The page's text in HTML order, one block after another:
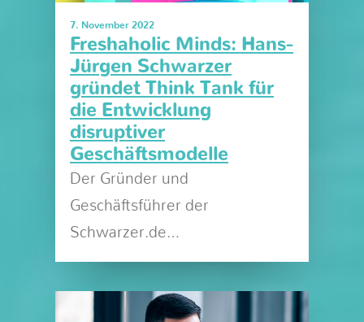
7. November 2022
Freshaholic Minds: Hans-
Jürgen Schwarzer
gründet Think Tank für
die Entwicklung
disruptiver
Geschäftsmodelle
Der Gründer und
Geschäftsführer der
Schwarzer.de…